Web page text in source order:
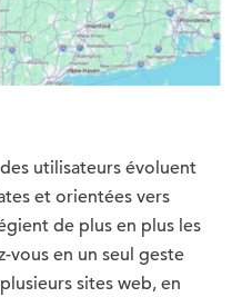
utilisateurs évoluent
et orientées vers
de plus en plus les
vous en un seul geste
sites web, en